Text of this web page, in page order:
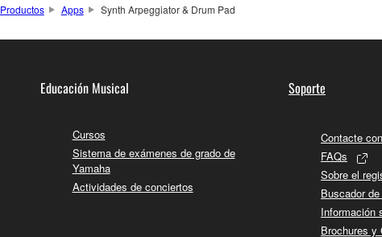
Productos Apps Synth Arpeggiator & Drum Pad
Educación Musical
Cursos
Sistema de exámenes de grado de
Yamaha
Actividades de conciertos
Soporte
Contacte
FAQs
Sobre el
Buscador
Información
Brochures y